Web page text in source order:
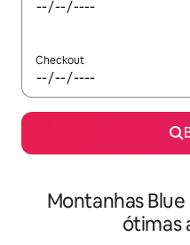
Checkout
Montanhas
ótimas